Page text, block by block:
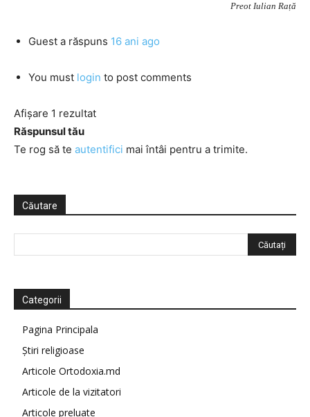
Preot Iulian Rață
Guest a răspuns 16 ani ago
You must login to post comments
Afișare 1 rezultat
Răspunsul tău
Te rog să te autentifici mai întâi pentru a trimite.
Căutare
Categorii
Pagina Principala
Știri religioase
Articole Ortodoxia.md
Articole de la vizitatori
Articole preluate